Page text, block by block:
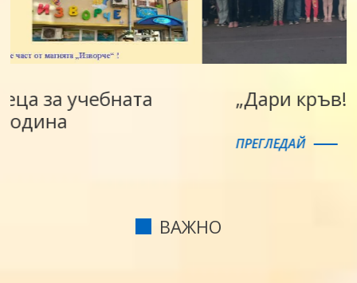
„Дари кръв! Спаси живот!“
ВАЖНО